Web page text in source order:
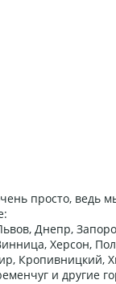
просто, ведь
Днепр,
Херсон,
Кропивницкий,
и другие